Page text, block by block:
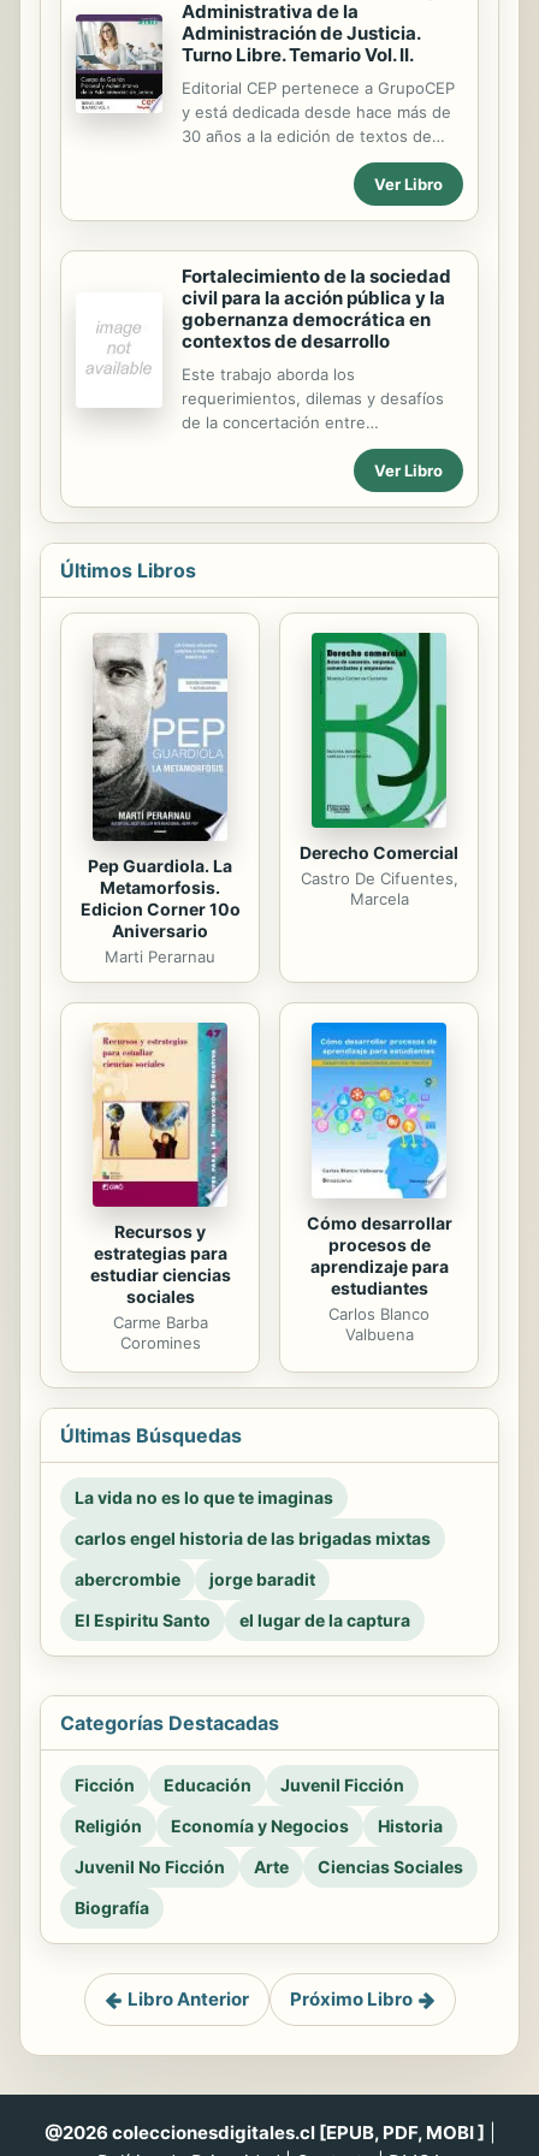
no has dicho absolutamente nada».
Administrativa de la
Administración de Justicia.
Turno Libre. Temario Vol. II.
Editorial CEP pertenece a GrupoCEP
y está dedicada desde hace más de
30 años a la edición de textos de
oposiciones y manuales de
formación. Los contenidos están
elaborados por especialistas que
la formación de alumnos de cada una
de las especialidades. Como Editores
aportamos a este manual nuestra
experiencia en la elaboración de
cientos de manuales relacionados
con esta materia, así como la
coordinación de innumerables
autores especialistas. Con este libro
el opositor está adquiriendo un
instrumento esencial para la
preparación eficaz de las...
Ver Libro
Fortalecimiento de la sociedad
civil para la acción pública y la
gobernanza democrática en
contextos de desarrollo
Este trabajo aborda los
requerimientos, dilemas y desafíos
de la concertación entre
organizaciones de la sociedad civil y
autoridad pública en contextos de
desarrollo, para la obtención de
metas de profundización
democrática, superación de la
pobreza y mayor inclusión social. Se
como un actor de " lo público no
estatal", se revisan experiencias y
ejemplos de acción concertada para
la superación de problemas sociales
y se establecen condiciones para la
efectividad de este tipo de
experiencias. El trabajo finaliza
formulando un conjunto de...
Ver Libro
Últimos Libros
Pep Guardiola. La
Metamorfosis.
Edicion Corner 10o
Aniversario
Marti Perarnau
Derecho Comercial
Castro De Cifuentes,
Marcela
Recursos y
estrategias para
estudiar ciencias
sociales
Carme Barba
Coromines
Cómo desarrollar
procesos de
aprendizaje para
estudiantes
Carlos Blanco
Valbuena
Últimas Búsquedas
La vida no es lo que te imaginas
carlos engel historia de las brigadas mixtas
abercrombie
jorge baradit
El Espiritu Santo
el lugar de la captura
Categorías Destacadas
Ficción Educación
Juvenil Ficción
Religión
Economía y Negocios
Historia
Juvenil No Ficción
Arte
Ciencias Sociales
Biografía
Libro Anterior Próximo Libro
@2026 coleccionesdigitales.cl [EPUB, PDF, MOBI ]